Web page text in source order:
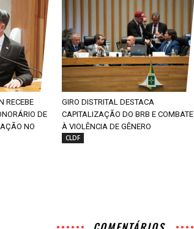
RECEBE
DE
NO
GIRO DISTRITAL DESTACA
CAPITALIZAÇÃO DO BRB E COMBATE
À VIOLÊNCIA DE GÊNERO
CLDF